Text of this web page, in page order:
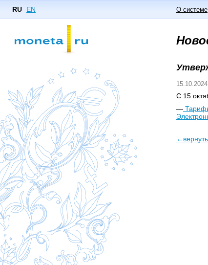
RU EN О системе
15.10.2024
С 15
—